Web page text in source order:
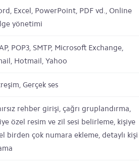
Excel, PowerPoint, PDF vd., Online
yönetimi
POP3, SMTP, Microsoft Exchange,
Hotmail, Yahoo
Gerçek ses
rehber girişi, çağrı gruplandırma,
özel resim ve zil sesi belirleme, kişiye
birden çok numara ekleme, detaylı kişi